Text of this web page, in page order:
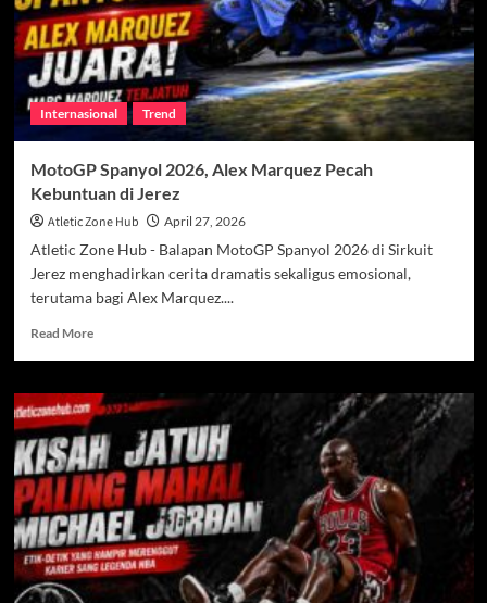
di
UFC
Vegas
116
Internasional Trend
MotoGP Spanyol 2026, Alex Marquez Pecah
Kebuntuan di Jerez
Atletic Zone Hub April 27, 2026
Atletic Zone Hub - Balapan MotoGP Spanyol 2026 di Sirkuit
Jerez menghadirkan cerita dramatis sekaligus emosional,
terutama bagi Alex Marquez....
Read MoreRead
MotoGP
Spanyol
2026,
Alex
Marquez
Pecah
Kebuntuan
di
Jerez